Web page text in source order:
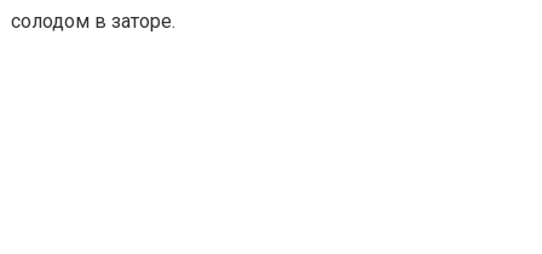
солодом в заторе.